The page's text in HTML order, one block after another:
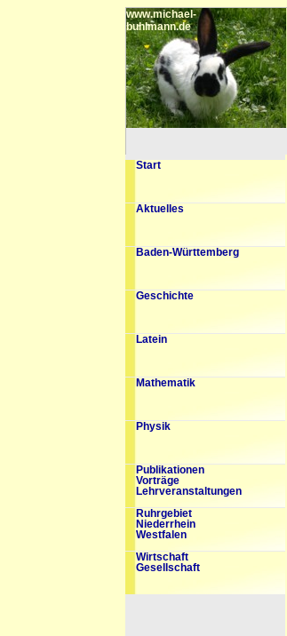
www.michael-
buhlmann.de
Start
Aktuelles
Baden-Württemberg
Geschichte
Latein
Mathematik
Physik
Publikationen
Vorträge
Lehrveranstaltungen
Ruhrgebiet
Niederrhein
Westfalen
Wirtschaft
Gesellschaft